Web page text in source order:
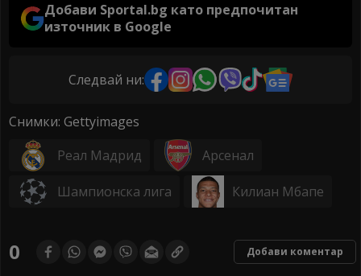
Добави Sportal.bg като предпочитан
източник в Google
Следвай ни:
Снимки: Gettyimages
Реал Мадрид
Арсенал
Шампионска лига Килиан Мбапе
0 Добави коментар